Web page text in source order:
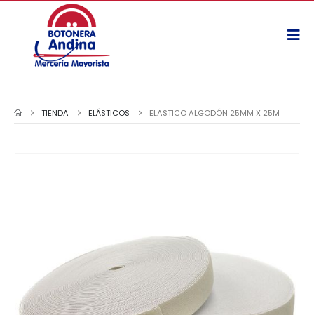
TIENDA ELÁSTICOS ELASTICO ALGODÓN 25MM X 25M